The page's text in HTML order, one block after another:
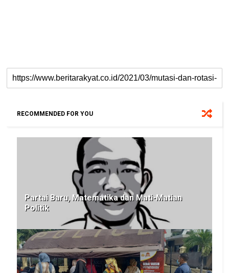
RECOMMENDED FOR YOU
Partai Baru, Matematika dan Mati-Matian
Politik